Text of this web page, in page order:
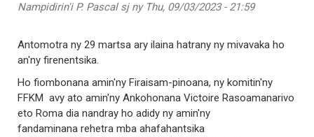
Nampidirin'i P. Pascal sjny Thu, 09/03/2023 - 21:59
Antomotra ny 29 martsa ary ilaina hatrany ny mivavaka ho
an'ny firenentsika.
Ho fiombonana amin'ny Firaisam-pinoana, ny komitin'ny
FFKM avy ato amin'ny Ankohonana Victoire Rasoamanarivo
eto Roma dia nandray ho adidy ny amin'ny
fandaminana rehetra mba ahafahantsika